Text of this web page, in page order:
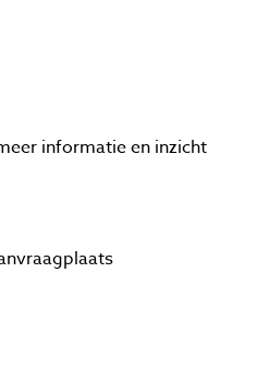
informatie en inzicht